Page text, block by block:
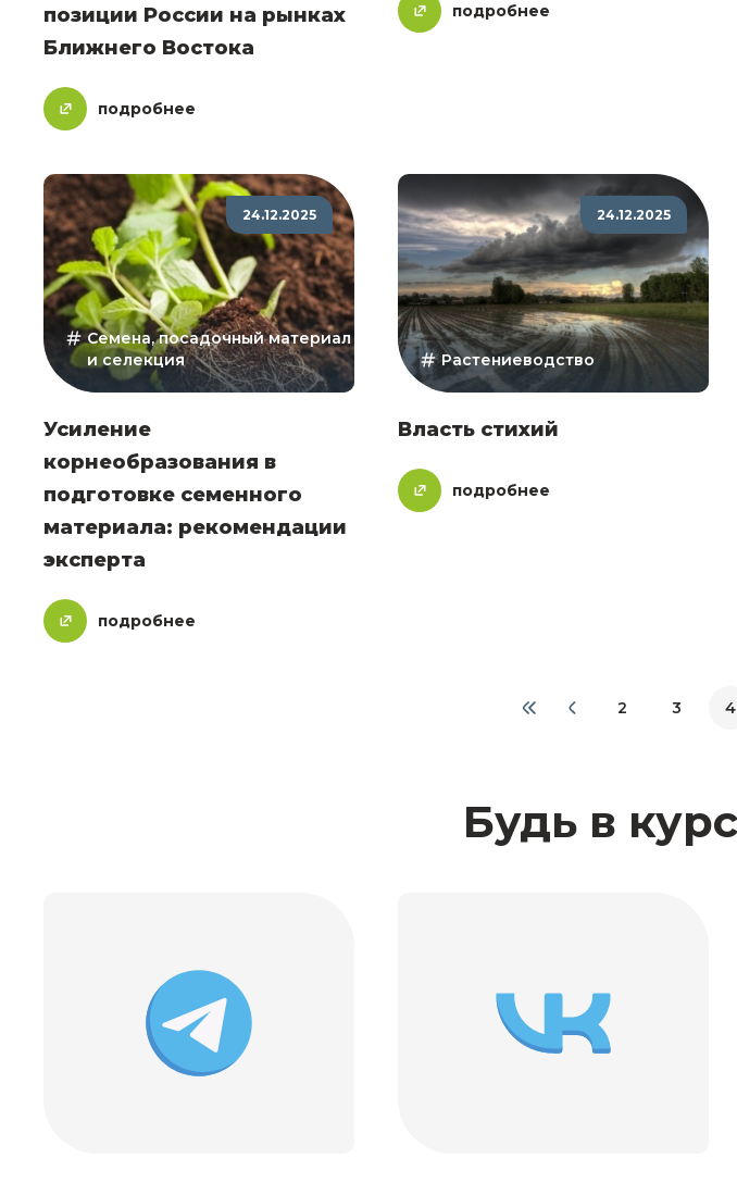
позиции России на рынках
Ближнего Востока
подробнее
подробнее
24.12.2025
Семена, посадочный материал
и селекция
Усиление
корнеобразования в
подготовке семенного
материала: рекомендации
эксперта
подробнее
24.12.2025
Растениеводство
Власть стихий
подробнее
2 3 4
Будь в